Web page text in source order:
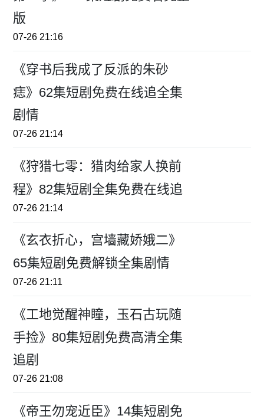
版
07-26 21:16
《穿书后我成了反派的朱砂
痣》62集短剧免费在线追全集
剧情
07-26 21:14
《狩猎七零：猎肉给家人换前
程》82集短剧全集免费在线追
07-26 21:14
《玄衣折心，宫墙藏娇娥二》
65集短剧免费解锁全集剧情
07-26 21:11
《工地觉醒神瞳，玉石古玩随
手捡》80集短剧免费高清全集
追剧
07-26 21:08
《帝王勿宠近臣》14集短剧免